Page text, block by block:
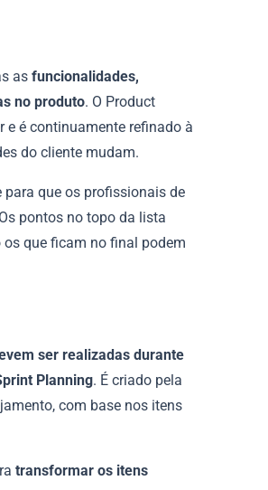
as funcionalidades,
no produto. O Product
e é continuamente refinado à
do cliente mudam.
que os profissionais de
pontos no topo da lista
que ficam no final podem
ser realizadas durante
Planning. É criado pela
com base nos itens
transformar os itens